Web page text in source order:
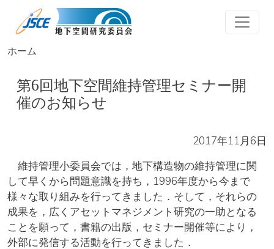
メインコンテンツに移動
ホーム
第6回地下空間維持管理セミナー開
催のお知らせ
2017年11月6日
維持管理小委員会では，地下構造物の維持管理に関
して早くから問題意識を持ち，1996年度から今まで
様々な取り組みを行ってきました．そして，それらの
成果を，広くアセットマネジメント研究の一助となる
ことを願って，書籍の出版，セミナー開催等により，
外部に発信する活動を行ってきました．